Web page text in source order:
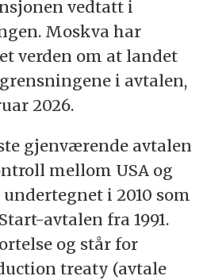
vedtatt i
Moskva har
verden om at landet
i avtalen,
2026.
gjenværende avtalen
mellom USA og
i 2010 som
avtalen fra 1991.
og står for
treaty (avtale